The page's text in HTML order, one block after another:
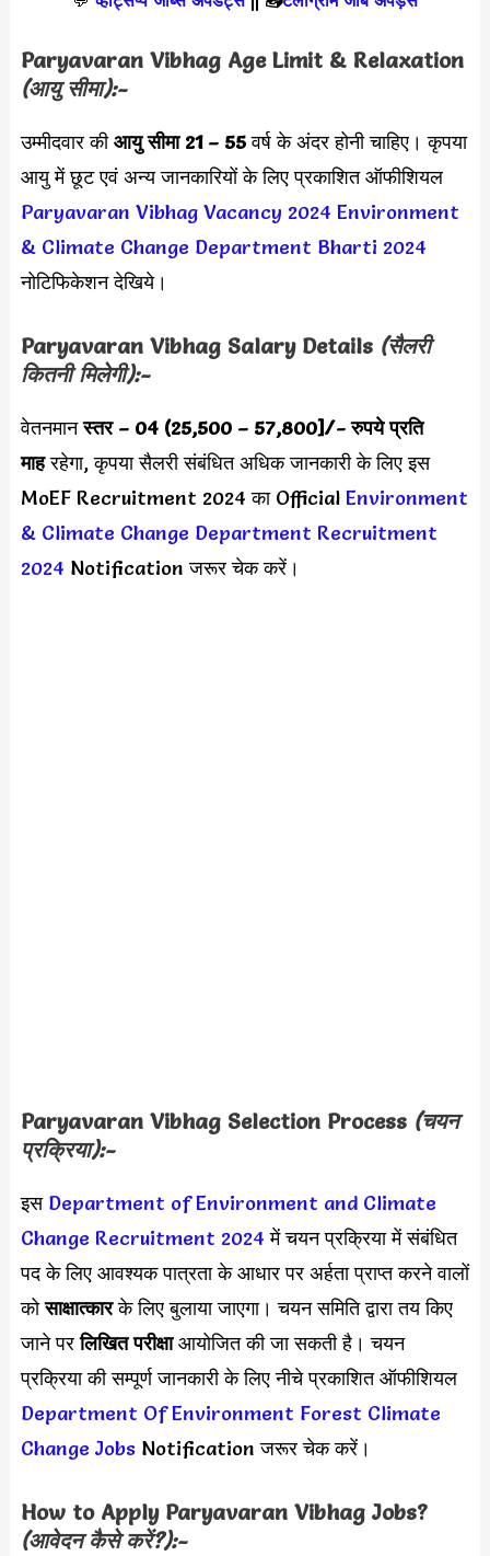
Paryavaran Vibhag Age Limit & Relaxation
(आयु सीमा):-
उम्मीदवार कीआयु सीमा 21 – 55वर्ष के अंदर होनी चाहिए। कृपया
आयु में छूट एवं अन्य जानकारियों के लिए प्रकाशित ऑफीशियल
Paryavaran Vibhag Vacancy 2024 Environment
& Climate Change Department Bharti 2024
नोटिफिकेशन देखिये।
Paryavaran Vibhag Salary Details (सैलरी
कितनी मिलेगी):-
वेतनमानस्तर – 04 (25,500 – 57,800]/- रुपये प्रति
माहरहेगा, कृपया सैलरी संबंधित अधिक जानकारी के लिए इस
MoEF Recruitment 2024 का Official Environment
& Climate Change Department Recruitment
2024 Notification जरूर चेक करें।
Paryavaran Vibhag Selection Process (चयन
प्रक्रिया):-
इस Department of Environment and Climate
Change Recruitment 2024 में चयन प्रक्रिया में संबंधित
पद के लिए आवश्यक पात्रता के आधार पर अर्हता प्राप्त करने वालों
कोसाक्षात्कारके लिए बुलाया जाएगा। चयन समिति द्वारा तय किए
जाने परलिखित परीक्षाआयोजित की जा सकती है। चयन
प्रक्रिया की सम्पूर्ण जानकारी के लिए नीचे प्रकाशित ऑफीशियल
Department Of Environment Forest Climate
Change JobsNotification जरूर चेक करें।
How to Apply Paryavaran Vibhag Jobs?
(आवेदन कैसे करें?):-